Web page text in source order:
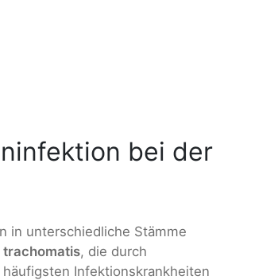
bei der
in unterschiedliche Stämme
trachomatis, die durch
Infektionskrankheiten